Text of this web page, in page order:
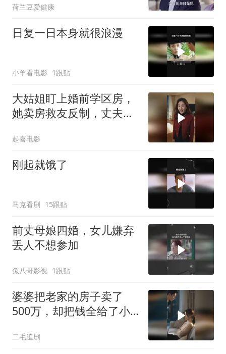
荷兰豆爱健康
日复一日本身就很浪漫
小羊看电影 1跟贴
大姑姐盯上婚前学区房，
她卖房救友反制，丈夫摇
起喜电影
刚起就饿了
马克看剧 15跟贴
前丈母娘四婚，女儿嫌弃
丢人不想参加
兔八哥影视 1跟贴
婆婆把老家的房子卖了
500万，却把钱全给了小
二毛追剧